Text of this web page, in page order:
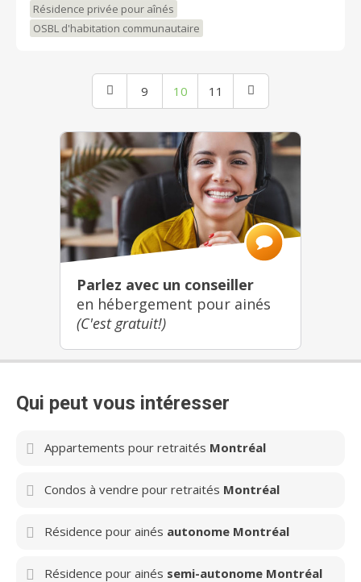
Résidence privée pour aînés
OSBL d'habitation communautaire
9 10 11
Parlez avec un conseiller
en hébergement pour ainés
(C'est gratuit!)
Qui peut vous intéresser
Appartements pour retraités Montréal
Condos à vendre pour retraités Montréal
Résidence pour ainés autonome Montréal
Résidence pour ainés semi-autonome Montréal